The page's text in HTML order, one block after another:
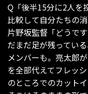
Q「後半15分に2人を
比較して自分たちの
片野坂監督「どうで
だまだ足が残ってい
メンバーも。亮太郎
を全部代えてフレッ
のところでのカット